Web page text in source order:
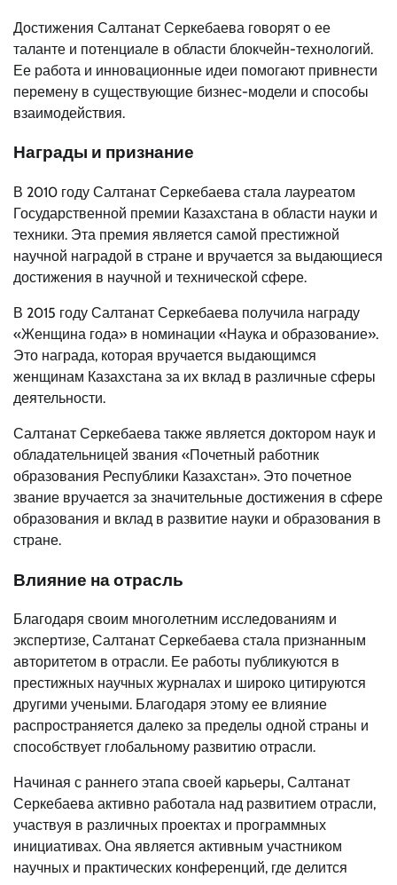
Достижения Салтанат Серкебаева говорят о ее
таланте и потенциале в области блокчейн-технологий.
Ее работа и инновационные идеи помогают привнести
перемену в существующие бизнес-модели и способы
взаимодействия.
Награды и признание
В 2010 году Салтанат Серкебаева стала лауреатом
Государственной премии Казахстана в области науки и
техники. Эта премия является самой престижной
научной наградой в стране и вручается за выдающиеся
достижения в научной и технической сфере.
В 2015 году Салтанат Серкебаева получила награду
«Женщина года» в номинации «Наука и образование».
Это награда, которая вручается выдающимся
женщинам Казахстана за их вклад в различные сферы
деятельности.
Салтанат Серкебаева также является доктором наук и
обладательницей звания «Почетный работник
образования Республики Казахстан». Это почетное
звание вручается за значительные достижения в сфере
образования и вклад в развитие науки и образования в
стране.
Влияние на отрасль
Благодаря своим многолетним исследованиям и
экспертизе, Салтанат Серкебаева стала признанным
авторитетом в отрасли. Ее работы публикуются в
престижных научных журналах и широко цитируются
другими учеными. Благодаря этому ее влияние
распространяется далеко за пределы одной страны и
способствует глобальному развитию отрасли.
Начиная с раннего этапа своей карьеры, Салтанат
Серкебаева активно работала над развитием отрасли,
участвуя в различных проектах и программных
инициативах. Она является активным участником
научных и практических конференций, где делится